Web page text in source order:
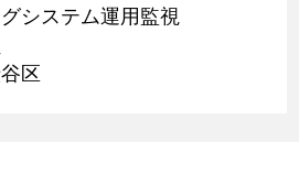
システム運用監視
区